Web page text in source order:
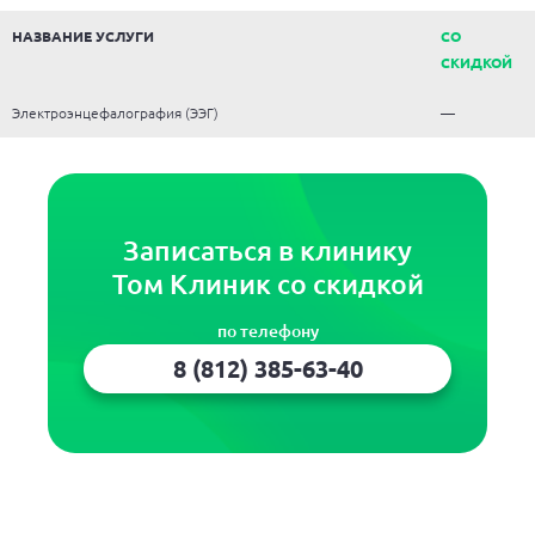
НАЗВАНИЕ УСЛУГИ
СО
СКИДКОЙ
Электроэнцефалография (ЭЭГ) —
Записаться в клинику
Том Клиник со скидкой
по телефону
8 (812) 385-63-40